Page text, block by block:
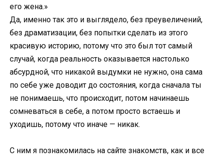
его жена.»
Да, именно так это и выглядело, без преувеличений,
без драматизации, без попытки сделать из этого
красивую историю, потому что это был тот самый
случай, когда реальность оказывается настолько
абсурдной, что никакой выдумки не нужно, она сама
по себе уже доводит до состояния, когда сначала ты
не понимаешь, что происходит, потом начинаешь
сомневаться в себе, а потом просто встаешь и
уходишь, потому что иначе — никак.
С ним я познакомилась на сайте знакомств, как и все